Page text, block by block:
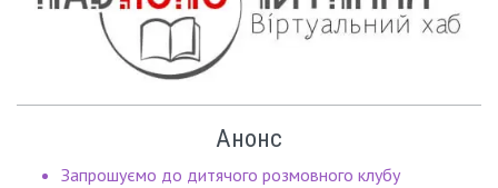
Анонс
Запрошуємо до дитячого розмовного клубу